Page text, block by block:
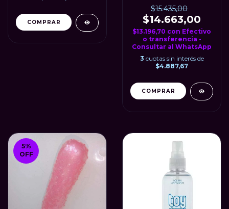
$15.435,00
$14.663,00
$13.196,70 con Efectivo
o transferencia -
Consultar al WhatsApp
3 cuotas sin interés de
$4.887,67
COMPRAR
5%
OFF